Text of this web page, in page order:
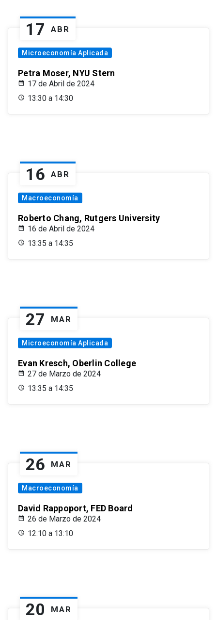
17 ABR
Microeconomía Aplicada
Petra Moser, NYU Stern
17 de Abril de 2024
13:30 a 14:30
16 ABR
Macroeconomía
Roberto Chang, Rutgers University
16 de Abril de 2024
13:35 a 14:35
27 MAR
Microeconomía Aplicada
Evan Kresch, Oberlin College
27 de Marzo de 2024
13:35 a 14:35
26 MAR
Macroeconomía
David Rappoport, FED Board
26 de Marzo de 2024
12:10 a 13:10
20 MAR